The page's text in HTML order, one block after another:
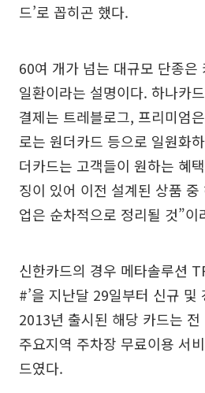
드’로 꼽히곤 했다.
60여 개가 넘는 대규모 단종은
일환이라는 설명이다. 하나카
결제는 트레블로그, 프리미엄
로는 원더카드 등으로 일원화
더카드는 고객들이 원하는 혜
징이 있어 이전 설계된 상품 중
업은 순차적으로 정리될 것”이
신한카드의 경우 메타솔루션
#’을 지난달 29일부터 신규 및
2013년 출시된 해당 카드는
주요지역 주차장 무료이용 서
드였다.